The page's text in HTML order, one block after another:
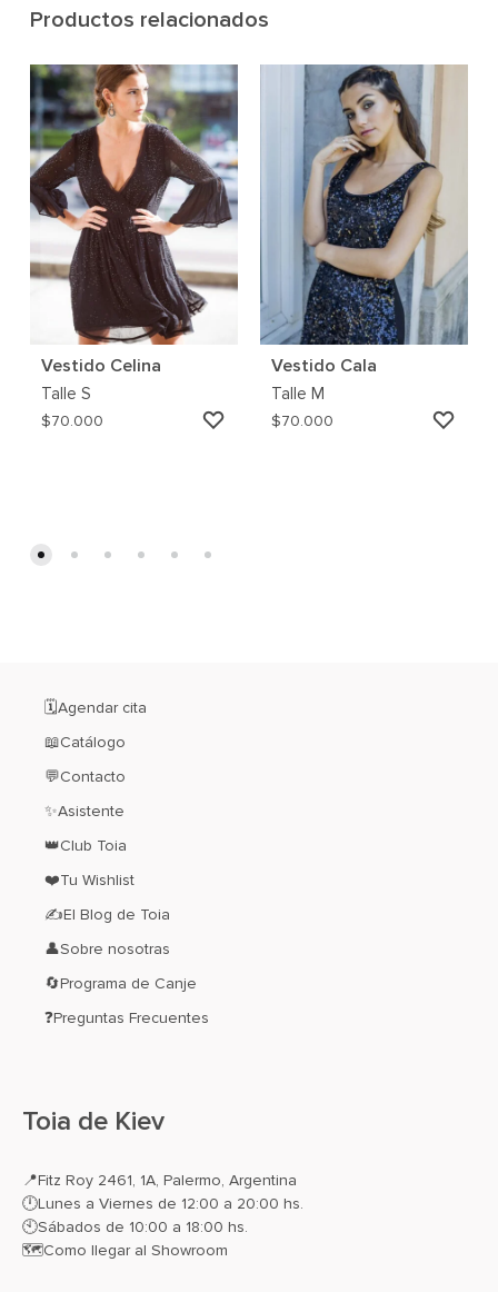
Productos relacionados
Vestido Celina
Talle S
$70.000
AGREGAR
Vestido Cala
Talle M
$70.000
🗓️Agendar cita
📖Catálogo
💬Contacto
✨Asistente
👑Club Toia
❤️Tu Wishlist
✍El Blog de Toia
👤Sobre nosotras
🔄Programa de Canje
❓Preguntas Frecuentes
Toia de Kiev
📍Fitz Roy 2461, 1A, Palermo, Argentina
🕛Lunes a Viernes de 12:00 a 20:00 hs.
🕙Sábados de 10:00 a 18:00 hs.
🗺️Como llegar al Showroom